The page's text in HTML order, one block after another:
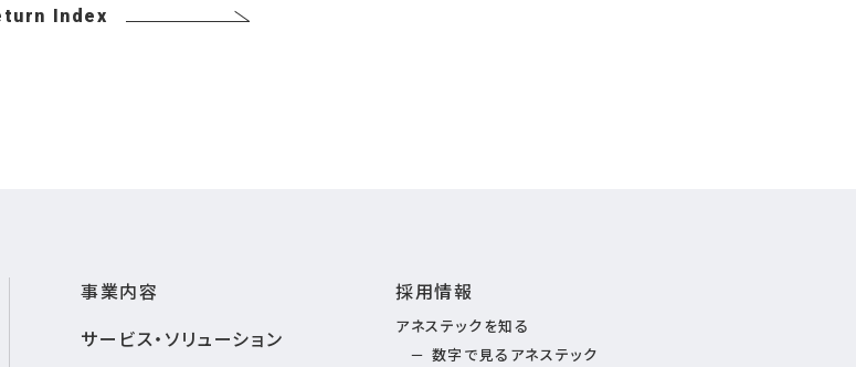
Index
事業内容
サービス・ソリューション
採用情報
アネステックを知る
数字で見るアネステック